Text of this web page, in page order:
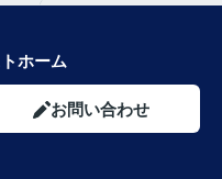
ホーム
お問い合わせ